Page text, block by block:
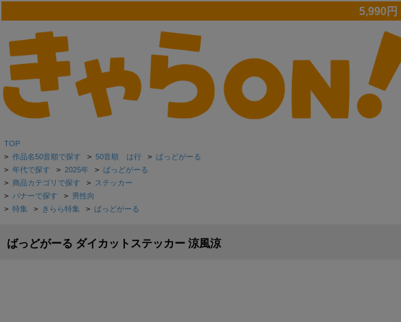
5,990円
TOP
> 作品名50音順で探す > 50音順 は行 > ばっどがーる
> 年代で探す > 2025年 > ばっどがーる
> 商品カテゴリで探す > ステッカー
> バナーで探す > 男性向
> 特集 > きらら特集 > ばっどがーる
ばっどがーる ダイカットステッカー 涼風涼